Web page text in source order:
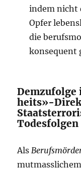
indem nicht
Opfer
die
konsequent
Demzufolge
heits»-
Als